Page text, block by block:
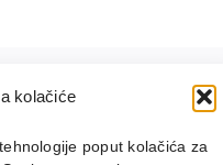
kolačiće
poput kolačića za
Vašu platformu!